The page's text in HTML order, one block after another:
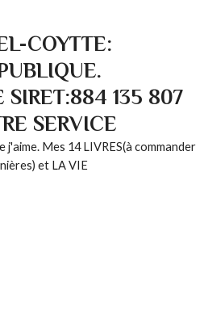
COYTTE:
SIRET:884 135 807
SERVICE
j'aime. Mes 14 LIVRES(à commander
et LA VIE